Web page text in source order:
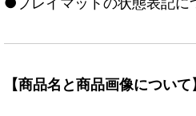
【商品名と商品画像について